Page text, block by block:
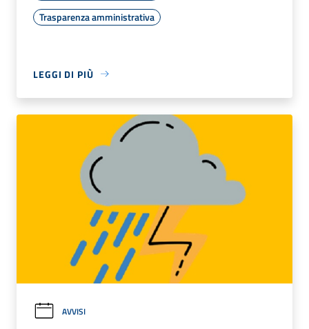
Trasparenza amministrativa
LEGGI DI PIÙ
AVVISI